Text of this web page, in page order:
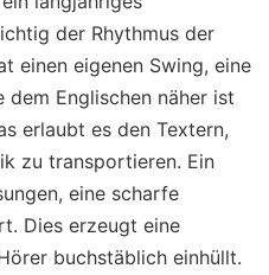
der Rhythmus der
einen eigenen Swing, eine
Englischen näher ist
erlaubt es den Textern,
zu transportieren. Ein
eine scharfe
Dies erzeugt eine
buchstäblich einhüllt.